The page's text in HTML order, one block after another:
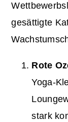
gesättigte
Rote
Yoga-
stark